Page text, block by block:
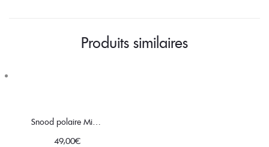
Produits similaires
Snood polaire Minky motifs oiseau
49,00€